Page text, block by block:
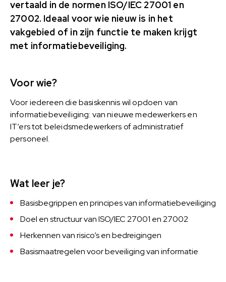
vertaald in de normen ISO/IEC 27001 en
27002. Ideaal voor wie nieuw is in het
vakgebied of in zijn functie te maken krijgt
met informatiebeveiliging.
Voor wie?
Voor iedereen die basiskennis wil opdoen van
informatiebeveiliging: van nieuwe medewerkers en
IT’ers tot beleidsmedewerkers of administratief
personeel.
Wat leer je?
Basisbegrippen en principes van informatiebeveiliging
Doel en structuur van ISO/IEC 27001 en 27002
Herkennen van risico’s en bedreigingen
Basismaatregelen voor beveiliging van informatie